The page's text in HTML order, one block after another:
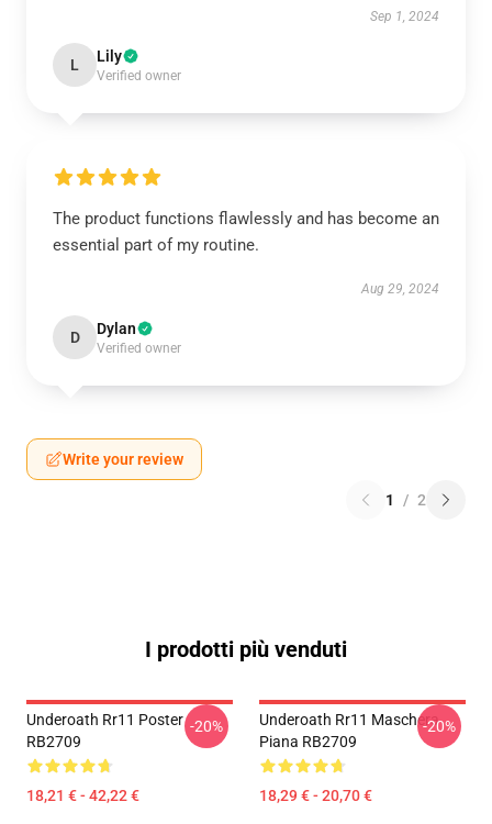
Sep 1, 2024
L Lily
Verified owner
The product functions flawlessly and has become an
essential part of my routine.
Aug 29, 2024
D Dylan
Verified owner
Write your review
1 / 2
I prodotti più venduti
Underoath Rr11 Poster
RB2709
18,21 € - 42,22 €
-20%
Underoath Rr11 Maschera
Piana RB2709
18,29 € - 20,70 €
-20%